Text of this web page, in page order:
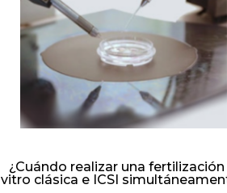
¿Cuándo realizar una fertilización
vitro clásica e ICSI